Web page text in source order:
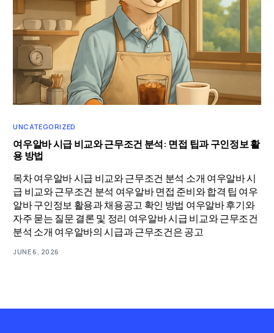
UNCATEGORIZED
여우알바 시급 비교와 근무조건 분석: 면접 팁과 구인정보 활
용 방법
목차 여우알바 시급 비교와 근무조건 분석 소개 여우알바 시
급 비교와 근무조건 분석 여우알바 면접 준비와 합격 팁 여우
알바 구인정보 활용과 채용공고 확인 방법 여우알바 후기와
자주 묻는 질문 결론 및 정리 여우알바 시급 비교와 근무조건
분석 소개 여우알바의 시급과 근무조건은 공고
JUNE 6, 2026